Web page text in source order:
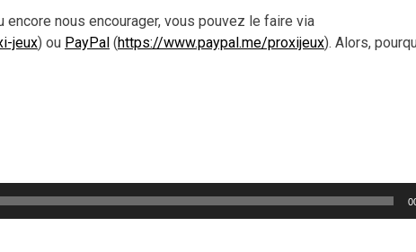
encore nous encourager, vous pouvez le faire via
jeux) ou PayPal (https://www.paypal.me/proxijeux). Alors,